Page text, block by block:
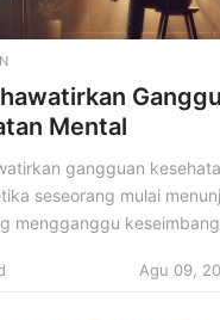
Mental
gangguan
seseorang mulai
mengganggu
berdampak serius pada
Agu 09,